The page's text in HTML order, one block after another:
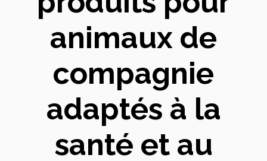
animaux de
compagnie
adaptés à la
santé et au